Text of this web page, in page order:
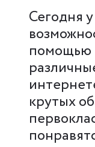
Сегодня
помощью
крутых